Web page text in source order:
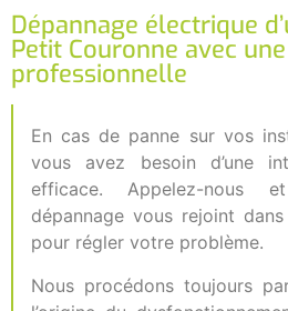
Dépannage électrique
Petit Couronne avec
professionnelle
En cas de panne sur vos
vous avez besoin d’une
efficace. Appelez-nous
dépannage vous rejoint
pour régler votre problème.
Nous procédons toujours